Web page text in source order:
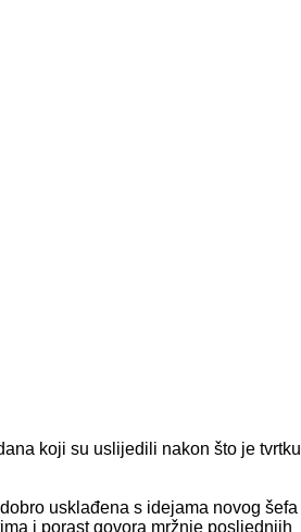
koji su uslijedili nakon što je tvrtku
usklađena s idejama novog šefa
i porast govora mržnje posljednjih